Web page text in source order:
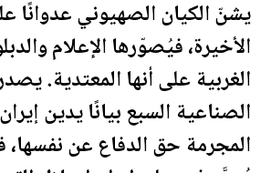
يشنّ الكيان الصهيوني عدوانًا
الأخيرة، فيُصوّرها الإعلام
الغربية على أنها المعتدية.
الصناعية السبع بيانًا يدين
المجرمة حق الدفاع عن نفسها،